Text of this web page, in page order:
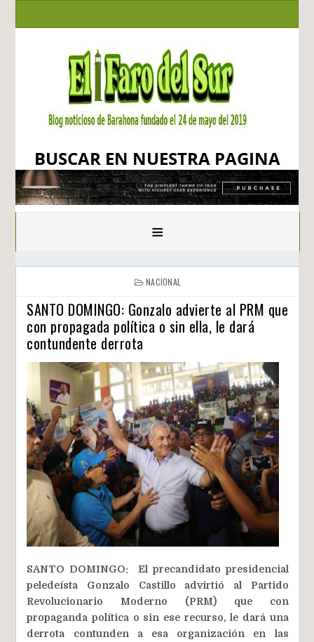
BUSCAR EN NUESTRA PAGINA
≡
NACIONAL
SANTO DOMINGO: Gonzalo advierte al PRM que
con propagada política o sin ella, le dará
contundente derrota
SANTO DOMINGO: El precandidato presidencial
peledeísta Gonzalo Castillo advirtió al Partido
Revolucionario Moderno (PRM) que con
propaganda política o sin ese recurso, le dará una
derrota contunden a esa organización en las